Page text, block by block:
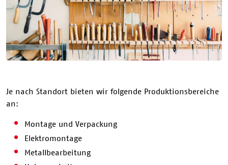
Je nach Standort bieten wir folgende Produktionsbereiche
an:
Montage und Verpackung
Elektromontage
Metallbearbeitung